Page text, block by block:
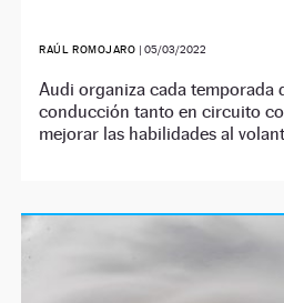
RAÚL ROMOJARO | 05/03/2022
Audi organiza cada temporada
conducción tanto en circuito
mejorar las habilidades al